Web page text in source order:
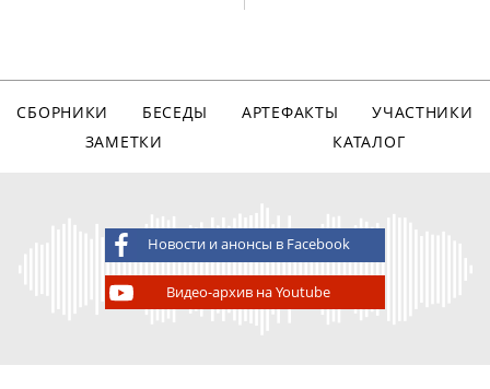
СБОРНИКИ БЕСЕДЫ АРТЕФАКТЫ
УЧАСТНИКИ
ЗАМЕТКИ
КАТАЛОГ
Новости и анонсы в Facebook
Видео-архив на Youtube